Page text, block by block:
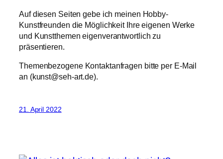
Auf diesen Seiten gebe ich meinen Hobby-
Kunstfreunden die Möglichkeit Ihre eigenen Werke
und Kunstthemen eigenverantwortlich zu
präsentieren.
Themenbezogene Kontaktanfragen bitte per E-Mail
an (kunst@seh-art.de).
21. April 2022